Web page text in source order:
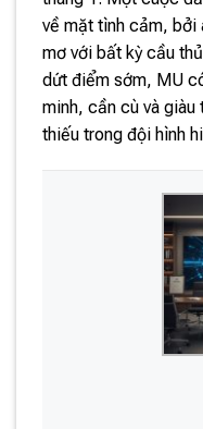
về mặt tình cảm, bởi
mơ với bất kỳ cầu
dứt điểm sớm, MU
minh, cần cù và
thiếu trong đội hình